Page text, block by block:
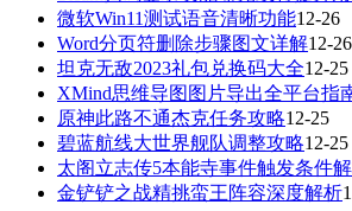
微软Win11测试语音清晰功能12-26
Word分页符删除步骤图文详解12-26
坦克无敌2023礼包兑换码大全12-25
XMind思维导图图片导出全平台指
原神此路不通杰克任务攻略12-25
碧蓝航线大世界舰队调整攻略12-25
太阁立志传5本能寺事件触发条件
金铲铲之战精挑蛮王阵容深度解析